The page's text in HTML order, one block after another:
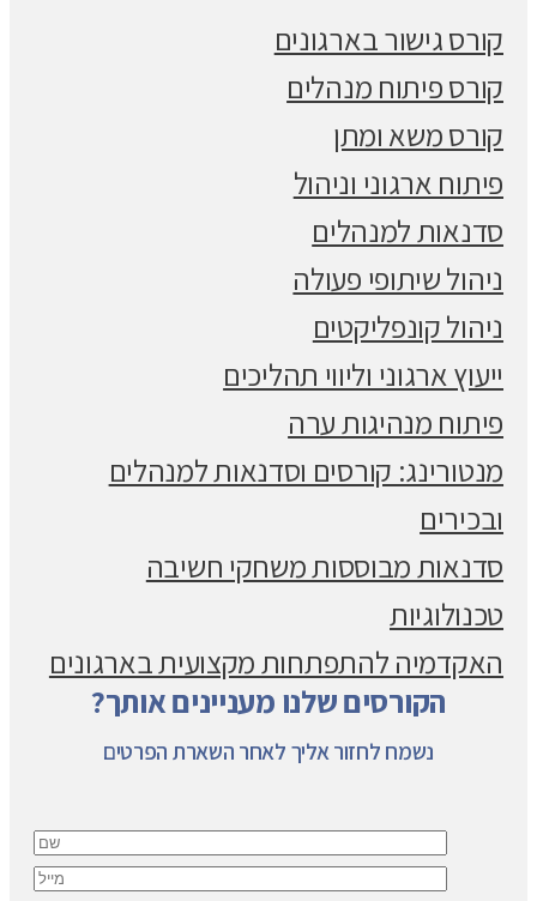
קורס גישור בארגונים
קורס פיתוח מנהלים
קורס משא ומתן
פיתוח ארגוני וניהול
סדנאות למנהלים
ניהול שיתופי פעולה
ניהול קונפליקטים
ייעוץ ארגוני וליווי תהליכים
פיתוח מנהיגות ערה
מנטורינג: קורסים וסדנאות למנהלים
ובכירים
סדנאות מבוססות משחקי חשיבה
טכנולוגיות
האקדמיה להתפתחות מקצועית בארגונים
הקורסים שלנו מעניינים אותך?
נשמח לחזור אליך לאחר השארת הפרטים